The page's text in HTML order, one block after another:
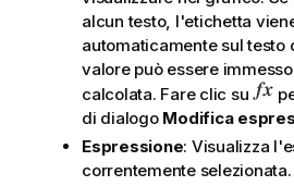
alcun testo, l'etichetta
automaticamente sul testo
valore può essere
calcolata. Fare clic su
di dialogo Modifica
Espressione: Visualizza
correntemente selezionata.